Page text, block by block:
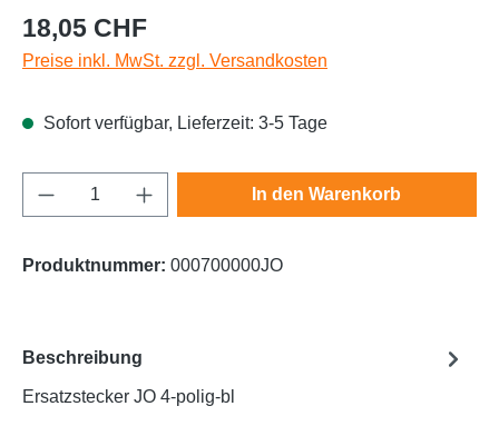
Regulärer Preis:
18,05 CHF
Preise inkl. MwSt. zzgl. Versandkosten
Sofort verfügbar, Lieferzeit: 3-5 Tage
Produkt Anzahl: Gib den gewünschten
In den Warenkorb
Produktnummer: 000700000JO
Beschreibung
Ersatzstecker JO 4-polig-bl